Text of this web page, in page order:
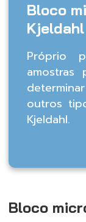
Bloco
Kjeldahl
Próprio
amostras
outros
Kjeldahl.
Bloco